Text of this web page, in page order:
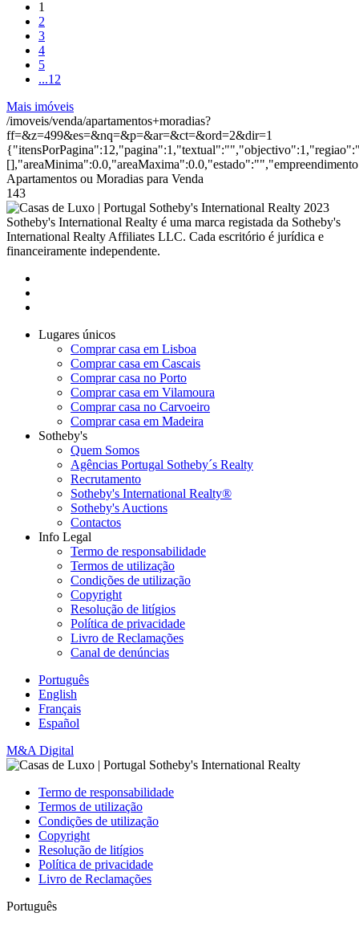
1
2
3
4
5
...12
Mais imóveis
/imoveis/venda/apartamentos+moradias?
ff=&z=499&es=&nq=&p=&ar=&ct=&ord=2&dir=1
Apartamentos ou Moradias para Venda
143
2023
Sotheby's International Realty é uma marca registada da Sotheby's
International Realty Affiliates LLC. Cada escritório é jurídica e
financeiramente independente.
Lugares únicos
Comprar casa em Lisboa
Comprar casa em Cascais
Comprar casa no Porto
Comprar casa em Vilamoura
Comprar casa no Carvoeiro
Comprar casa em Madeira
Sotheby's
Quem Somos
Agências Portugal Sotheby´s Realty
Recrutamento
Sotheby's International Realty®
Sotheby's Auctions
Contactos
Info Legal
Termo de responsabilidade
Termos de utilização
Condições de utilização
Copyright
Resolução de litígios
Política de privacidade
Livro de Reclamações
Canal de denúncias
Português
English
Français
Español
M&A Digital
Termo de responsabilidade
Termos de utilização
Condições de utilização
Copyright
Resolução de litígios
Política de privacidade
Livro de Reclamações
Português